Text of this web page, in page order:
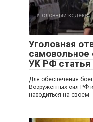
Уголовный кодекс
Уголовная
самовольное
УК РФ статья
Для обеспечения
Вооруженных сил РФ
находиться на своем